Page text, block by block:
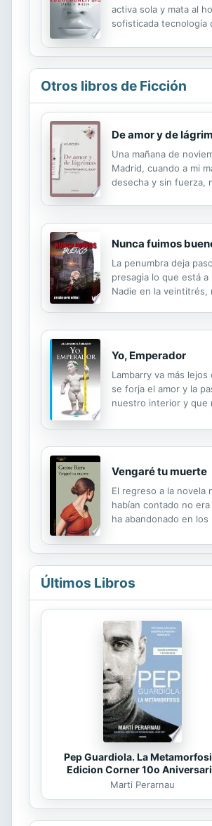
activa sola y mata al
sofisticada tecnología
Otros libros de Ficción
De amor y de
Una mañana de
Madrid, cuando a mi
desecha y sin fuerza,
Nunca fuimos
La penumbra deja
presagia lo que está
Nadie en la veintitrés,
Yo, Emperador
Lambarry va más
se forja el amor y la
nuestro interior y que
Vengaré tu muerte
El regreso a la novela
habían contado no
ha abandonado en
Últimos Libros
Pep Guardiola. La
Edicion Corner 10o
Marti Perarnau